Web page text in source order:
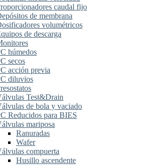
caudal fijo
de membrana
volumétricos
de descarga
húmedos
secos
acción previa
diluvios
Test&Drain
de bola y vaciado
Reducidos para BIES
mariposa
Ranuradas
Wafer
compuerta
Husillo ascendente